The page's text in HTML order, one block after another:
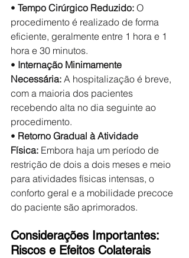
• Tempo Cirúrgico Reduzido: O
procedimento é realizado de forma
eficiente, geralmente entre 1 hora e 1
hora e 30 minutos.
• Internação Minimamente
Necessária: A hospitalização é breve,
com a maioria dos pacientes
recebendo alta no dia seguinte ao
procedimento.
• Retorno Gradual à Atividade
Física: Embora haja um período de
restrição de dois a dois meses e meio
para atividades físicas intensas, o
conforto geral e a mobilidade precoce
do paciente são aprimorados.
Considerações Importantes:
Riscos e Efeitos Colaterais